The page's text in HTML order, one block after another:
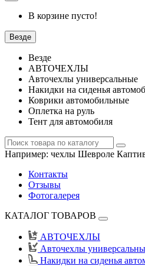
В корзине пусто!
Везде
Везде
АВТОЧЕХЛЫ
Авточехлы универсальные
Накидки на сиденья
Коврики автомобильные
Оплетка на руль
Тент для автомобиля
Например: чехлы Шевроле
Контакты
Отзывы
Фотогалерея
КАТАЛОГ ТОВАРОВ
АВТОЧЕХЛЫ
Авточехлы
Накидки на сиденья